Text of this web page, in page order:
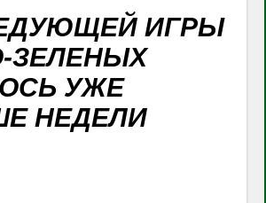
ИГРЫ
ЗЕЛЕНЫХ
УЖЕ
НЕДЕЛИ